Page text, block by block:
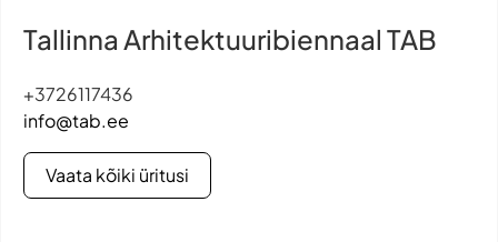
Tallinna Arhitektuuribiennaal TAB
+3726117436
info@tab.ee
Vaata kõiki üritusi